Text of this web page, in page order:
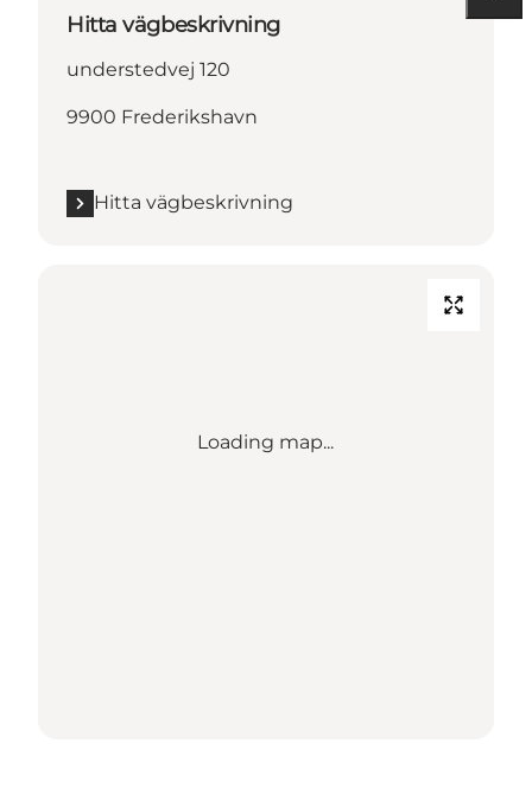
Hitta vägbeskrivning
understedvej 120
9900 Frederikshavn
Hitta vägbeskrivning
Loading map...